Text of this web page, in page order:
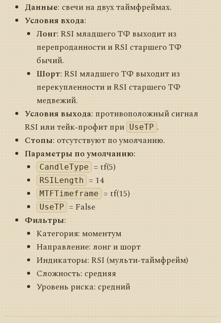
Данные: свечи на двух таймфреймах.
Условия входа:
Лонг: RSI младшего ТФ выходит из
перепроданности и RSI старшего ТФ
бычий.
Шорт: RSI младшего ТФ выходит из
перекупленности и RSI старшего ТФ
медвежий.
Условия выхода: противоположный сигнал
RSI или тейк‑профит при UseTP .
Стопы: отсутствуют по умолчанию.
Параметры по умолчанию:
CandleType = tf(5)
RSILength = 14
MTFTimeframe = tf(15)
UseTP = False
Фильтры:
Категория: моментум
Направление: лонг и шорт
Индикаторы: RSI (мульти‑таймфрейм)
Сложность: средняя
Уровень риска: средний